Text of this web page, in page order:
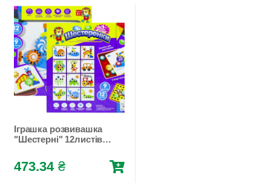
Іграшка розвивашка
"Шестерні" 12листів +
(787-27)
473.34 ₴